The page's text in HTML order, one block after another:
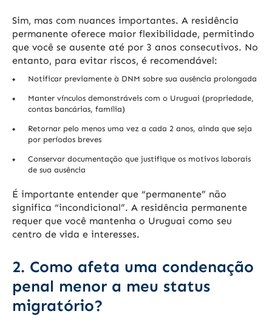
Sim, mas com nuances importantes. A residência
permanente oferece maior flexibilidade, permitindo
que você se ausente até por 3 anos consecutivos. No
entanto, para evitar riscos, é recomendável:
Notificar previamente à DNM sobre sua ausência prolongada
Manter vínculos demonstráveis com o Uruguai (propriedade,
contas bancárias, família)
Retornar pelo menos uma vez a cada 2 anos, ainda que seja
por períodos breves
Conservar documentação que justifique os motivos laborais
de sua ausência
É importante entender que “permanente” não
significa “incondicional”. A residência permanente
requer que você mantenha o Uruguai como seu
centro de vida e interesses.
2. Como afeta uma condenação
penal menor a meu status
migratório?